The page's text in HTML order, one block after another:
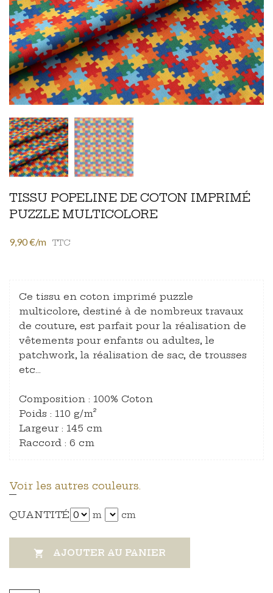
TISSU POPELINE DE COTON IMPRIMÉ
PUZZLE MULTICOLORE
9,90 €/m TTC
Ce tissu en coton imprimé puzzle
multicolore, destiné à de nombreux travaux
de couture, est parfait pour la réalisation de
vêtements pour enfants ou adultes, le
patchwork, la réalisation de sac, de trousses
etc…
Composition : 100% Coton
Poids : 110 g/m²
Largeur : 145 cm
Raccord : 6 cm
Voir les autres couleurs.
QUANTITÉ m cm
 AJOUTER AU PANIER